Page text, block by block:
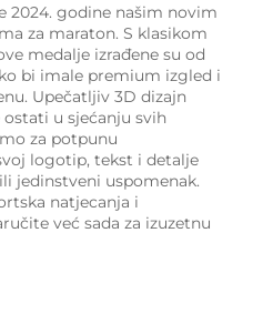
2024. godine našim novim
za maraton. S klasikom
medalje izrađene su od
bi imale premium izgled i
Upečatljiv 3D dizajn
u sjećanju svih
za potpunu
logotip, tekst i detalje
jedinstveni uspomenak.
natjecanja i
već sada za izuzetnu